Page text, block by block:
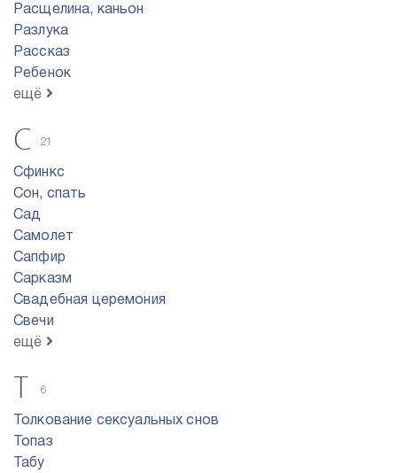
Расщелина, каньон
Разлука
Рассказ
Ребенок
ещё
С 21
Сфинкс
Сон, спать
Сад
Самолет
Сапфир
Сарказм
Свадебная церемония
Свечи
ещё
Т 6
Толкование сексуальных снов
Топаз
Табу